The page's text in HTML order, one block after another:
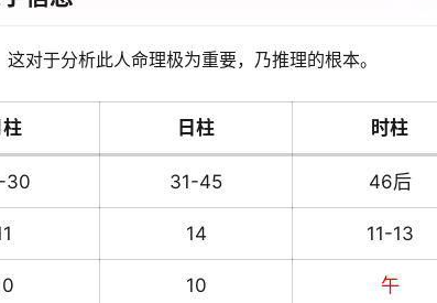
对于分析此人命理极为重要，乃推理的根本。
柱 日柱 时柱
30 31-45 46后
14 11-13
10 午